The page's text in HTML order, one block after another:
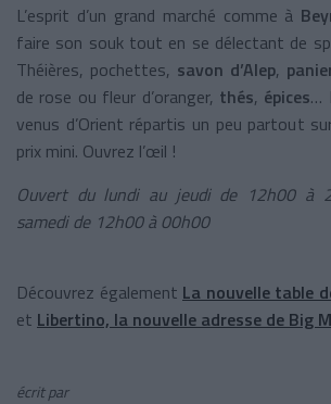
L’esprit d’un grand marché comme à
faire son souk tout en se délectant de
Théières, pochettes, savon d’Alep,
de rose ou fleur d’oranger, thés, épices…
venus d’Orient répartis un peu partout
prix mini. Ouvrez l’œil !
Ouvert du lundi au jeudi de 12h00 à
samedi de 12h00 à 00h00
Découvrez également La nouvelle table
et Libertino, la nouvelle adresse de Big
écrit par